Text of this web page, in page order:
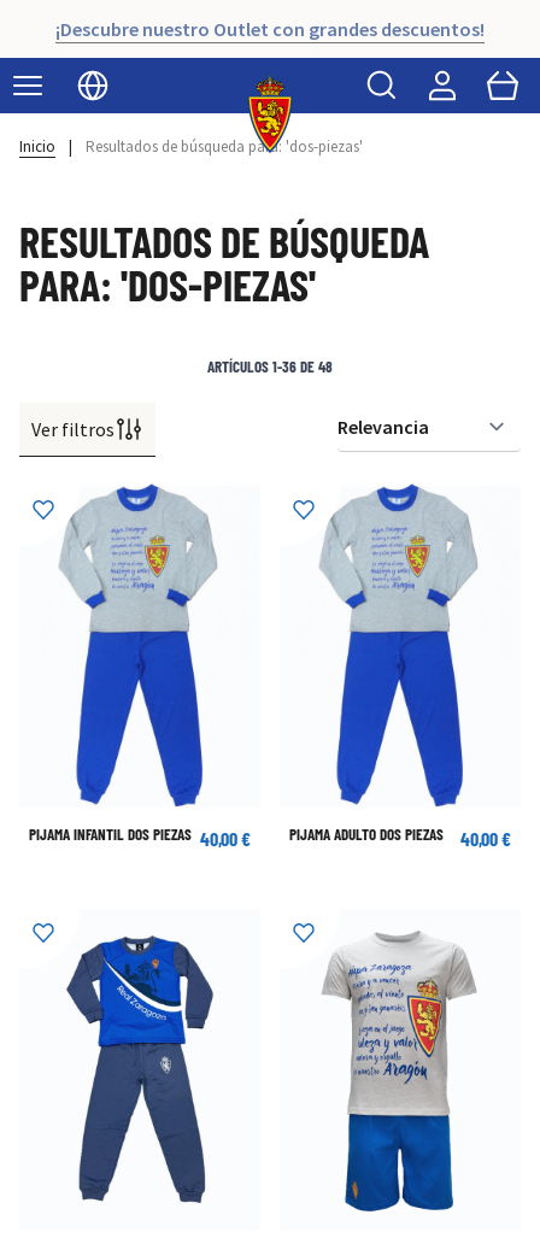
¡Descubre nuestro Outlet con grandes descuentos!
Seleccionar idioma
Buscar Cart
Inicio | Resultados de búsqueda para: 'dos-piezas'
RESULTADOS DE BÚSQUEDA
PARA: 'DOS-PIEZAS'
Ver filtros
ARTÍCULOS1-36DE48
PIJAMA INFANTIL DOS PIEZAS 40,00 € PIJAMA ADULTO DOS PIEZAS 40,00 €